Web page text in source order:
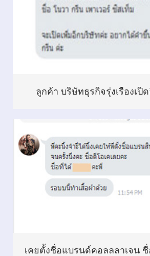
ลูกค้า บริษัทธุรกิจรุ่งเรืองเปิ
เคยตั้งชื่อแบรนด์คอลลลาเจน